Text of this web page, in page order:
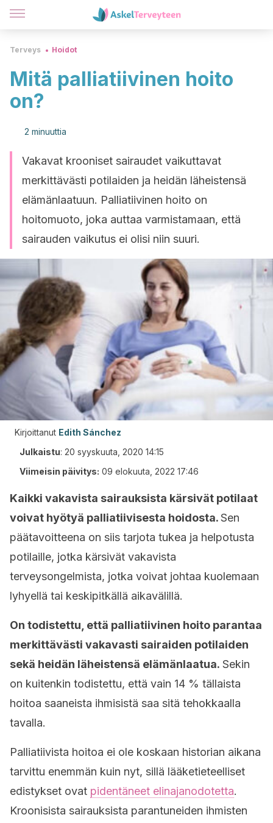
Terveys Hoidot
Mitä palliatiivinen hoito
on?
2 minuuttia
Vakavat krooniset sairaudet vaikuttavat
merkittävästi potilaiden ja heidän läheistensä
elämänlaatuun. Palliatiivinen hoito on
hoitomuoto, joka auttaa varmistamaan, että
sairauden vaikutus ei olisi niin suuri.
Kirjoittanut Edith Sánchez
Julkaistu: 20 syyskuuta, 2020 14:15
Viimeisin päivitys: 09 elokuuta, 2022 17:46
Kaikki vakavista sairauksista kärsivät potilaat
voivat hyötyä palliatiivisesta hoidosta.Sen
päätavoitteena on siis tarjota tukea ja helpotusta
potilaille, jotka kärsivät vakavista
terveysongelmista, jotka voivat johtaa kuolemaan
lyhyellä tai keskipitkällä aikavälillä.
On todistettu, että palliatiivinen hoito parantaa
merkittävästi vakavasti sairaiden potilaiden
sekä heidän läheistensä elämänlaatua. Sekin
on kuitenkin todistettu, että vain 14 % tällaista
hoitoa saaneista ihmisistä saa sitä tehokkaalla
tavalla.
Palliatiivista hoitoa ei ole koskaan historian aikana
tarvittu enemmän kuin nyt, sillä lääketieteelliset
edistykset ovat pidentäneet elinajanodotetta.
Kroonisista sairauksista parantuneiden ihmisten